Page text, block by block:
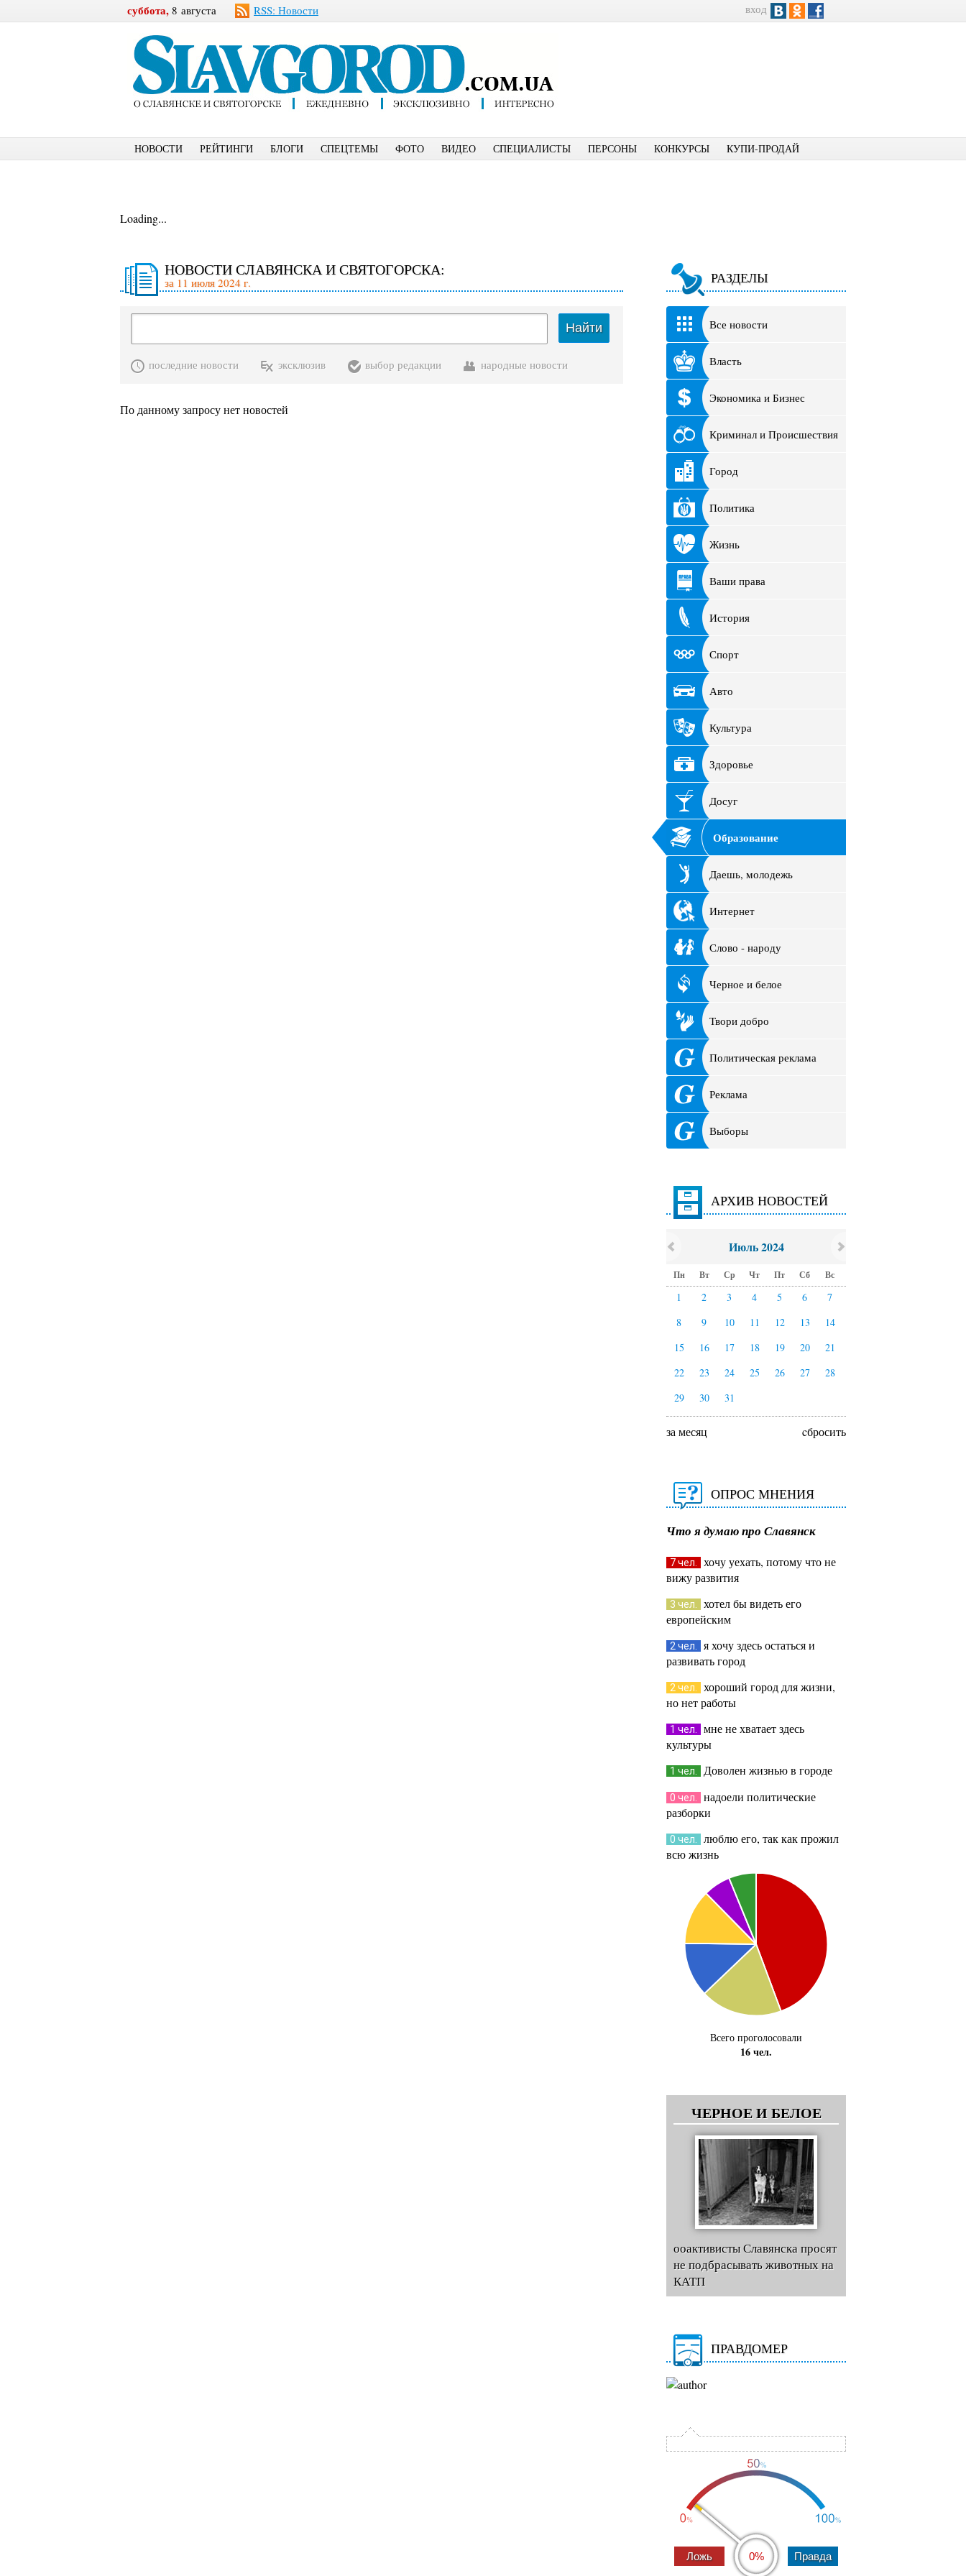
суббота, 8 августа RSS: Новости вход
НОВОСТИ РЕЙТИНГИ БЛОГИ СПЕЦТЕМЫ ФОТО ВИДЕО СПЕЦИАЛИСТЫ ПЕРСОНЫ КОНКУРСЫ КУПИ-ПРОДАЙ
Loading...
НОВОСТИ СЛАВЯНСКА И СВЯТОГОРСКА:
за 11 июля 2024 г.
Найти
последние новости эксклюзив выбор редакции народные новости
По данному запросу нет новостей
РАЗДЕЛЫ
Все новости
Власть
Экономика и Бизнес
Криминал и Происшествия
Город
Политика
Жизнь
Ваши права
История
Спорт
Авто
Культура
Здоровье
Досуг
Образование
Даешь, молодежь
Интернет
Слово - народу
Черное и белое
Твори добро
Политическая реклама
Реклама
Выборы
АРХИВ НОВОСТЕЙ
Июль 2024
Пн Вт Ср Чт Пт Сб Вс
1 2 3 4 5 6
7
8
9 10 11 12 13
14
15
16 17 18 19 20
21
22
23 24 25 26 27
28
29
30 31
за месяц cбросить
ОПРОС МНЕНИЯ
Что я думаю про Славянск
7 чел.
хочу уехать, потому что не
вижу развития
3 чел.
хотел бы видеть его
европейским
2 чел.
я хочу здесь остаться и
развивать город
2 чел.
хороший город для жизни,
но нет работы
1 чел.
мне не хватает здесь
культуры
1 чел. Доволен жизнью в городе
0 чел.
надоели политические
разборки
0 чел.
люблю его, так как прожил
всю жизнь
Всего проголосовали
16 чел.
ЧЕРНОЕ И БЕЛОЕ
ооактивисты Славянска просят
не подбрасывать животных на
КАТП
ПРАВДОМЕР
0%